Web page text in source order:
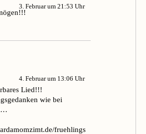
3. Februar um 21:53 Uhr
4. Februar um 13:06 Uhr
Lied!!!
wie bei
fruehlings